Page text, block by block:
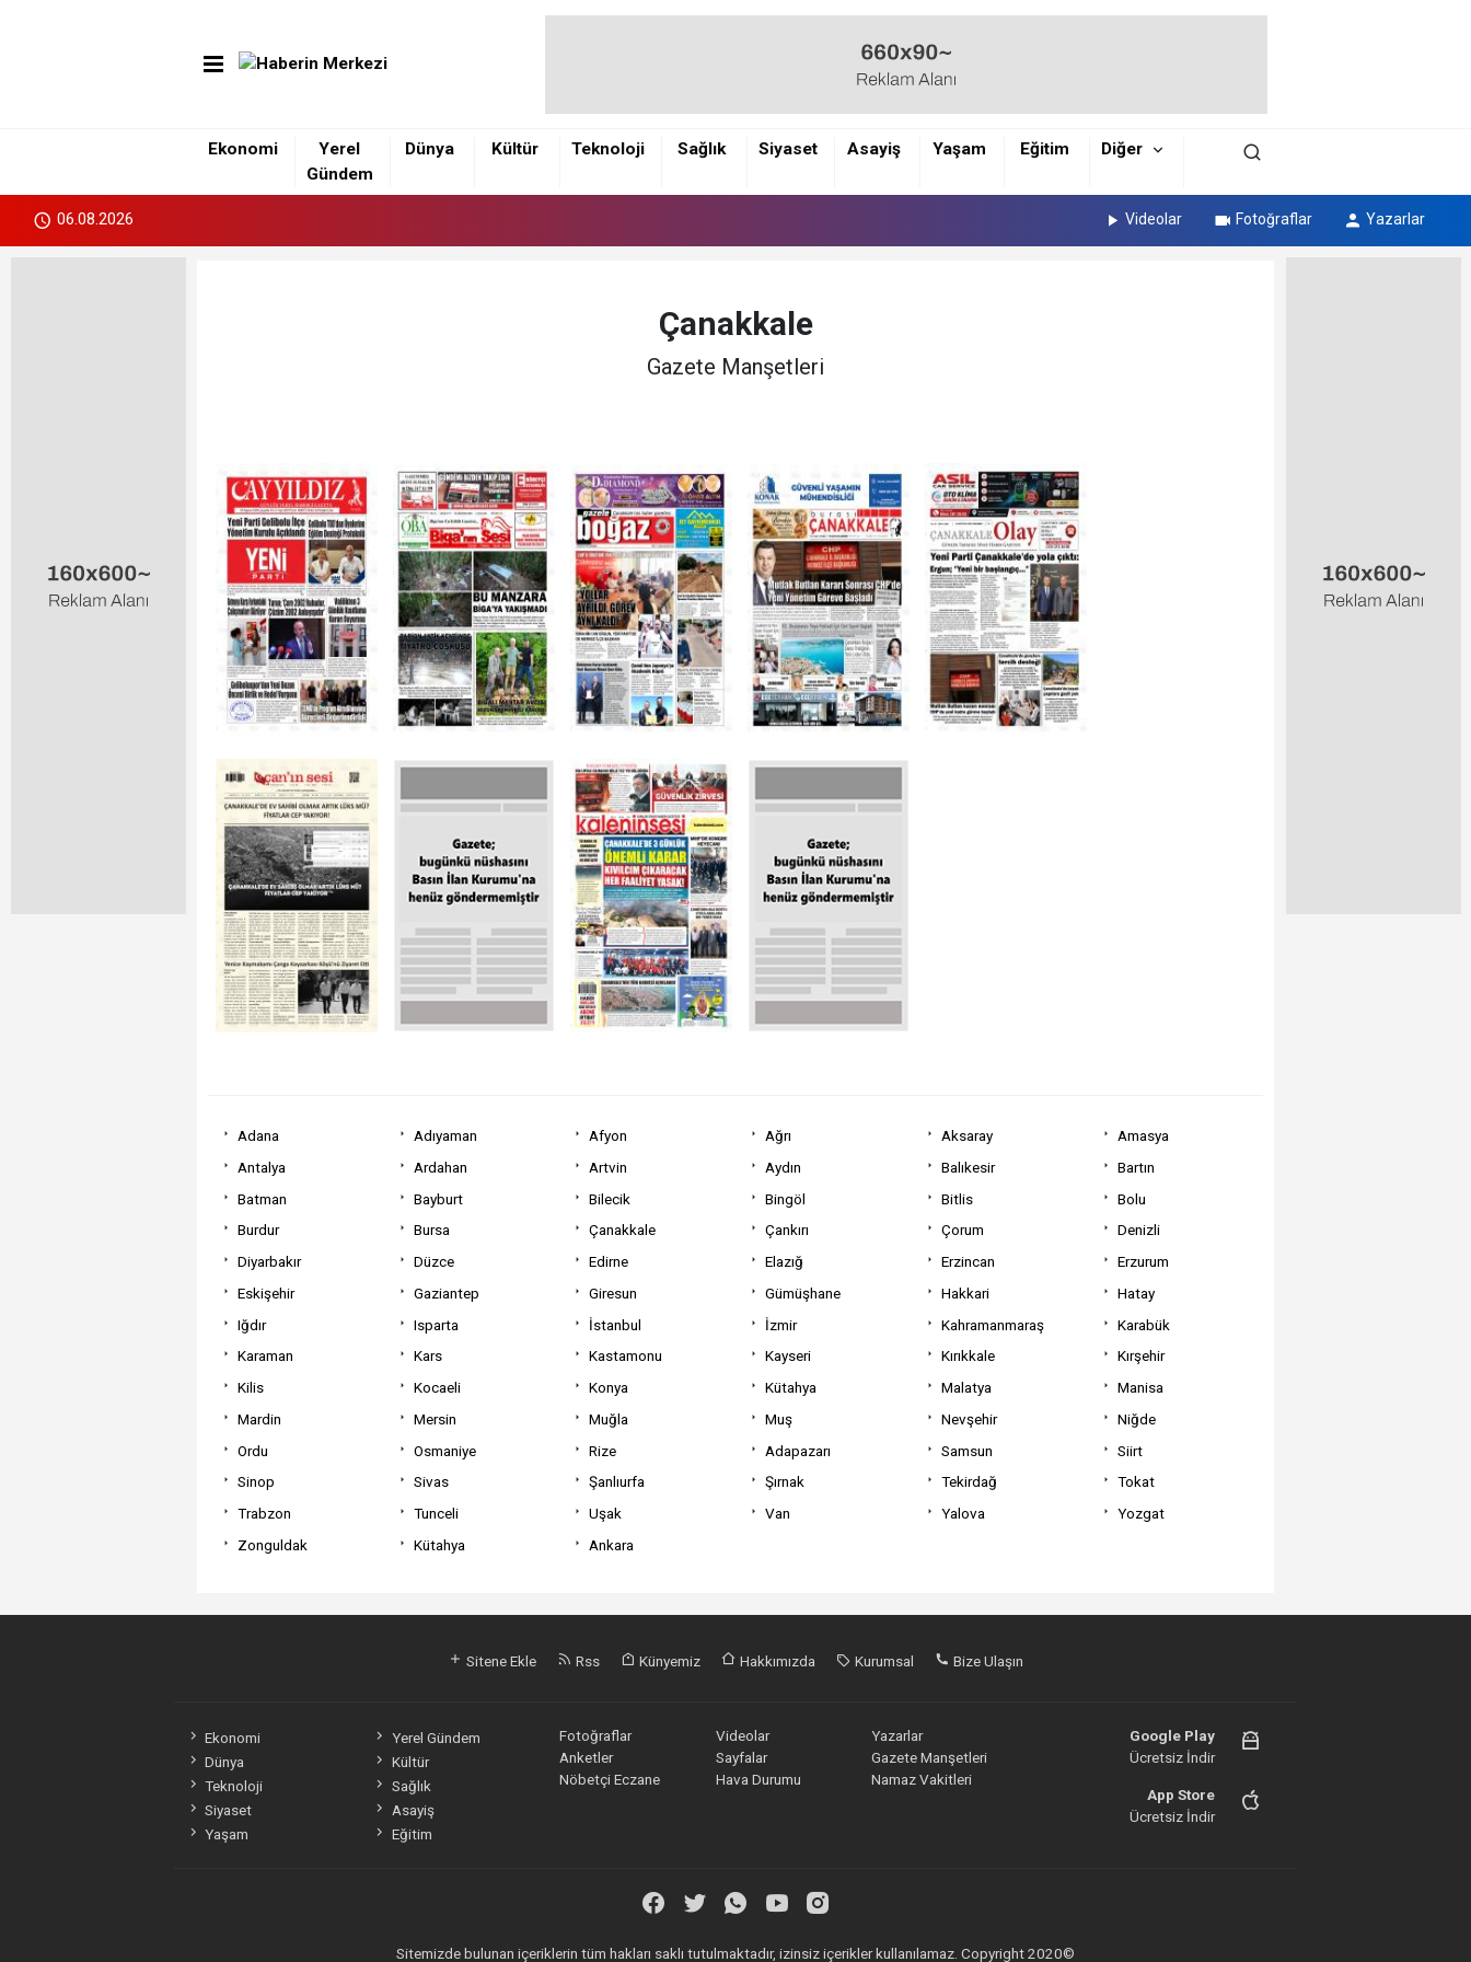
Ekonomi
Yerel
Gündem
Dünya Kültür Teknoloji Sağlık Siyaset Asayiş Yaşam Eğitim Diğer
06.08.2026 Videolar Fotoğraflar Yazarlar
Çanakkale
Gazete Manşetleri
Adana Adıyaman Afyon Ağrı Aksaray
Amasya
Antalya
Ardahan Artvin Aydın Balıkesir
Bartın
Batman
Bayburt Bilecik Bingöl Bitlis
Bolu
Burdur
Bursa Çanakkale Çankırı Çorum
Denizli
Diyarbakır
Düzce Edirne Elazığ Erzincan
Erzurum
Eskişehir
Gaziantep Giresun Gümüşhane Hakkari
Hatay
Iğdır
Isparta İstanbul İzmir Kahramanmaraş
Karabük
Karaman
Kars Kastamonu Kayseri Kırıkkale
Kırşehir
Kilis
Kocaeli Konya Kütahya Malatya
Manisa
Mardin
Mersin Muğla Muş Nevşehir
Niğde
Ordu
Osmaniye Rize Adapazarı Samsun
Siirt
Sinop
Sivas Şanlıurfa Şırnak Tekirdağ
Tokat
Trabzon
Tunceli Uşak Van Yalova
Yozgat
Zonguldak
Kütahya Ankara
Sitene Ekle Rss Künyemiz Hakkımızda Kurumsal Bize Ulaşın
Ekonomi
Yerel Gündem
Dünya
Kültür
Teknoloji
Sağlık
Siyaset
Asayiş
Yaşam
Eğitim
Fotoğraflar Videolar
Yazarlar
Anketler
Sayfalar
Gazete Manşetleri
Nöbetçi Eczane
Hava Durumu Namaz Vakitleri
Google Play
Ücretsiz İndir
App Store
Ücretsiz İndir
Sitemizde bulunan içeriklerin tüm hakları saklı tutulmaktadır, izinsiz içerikler kullanılamaz. Copyright 2020©